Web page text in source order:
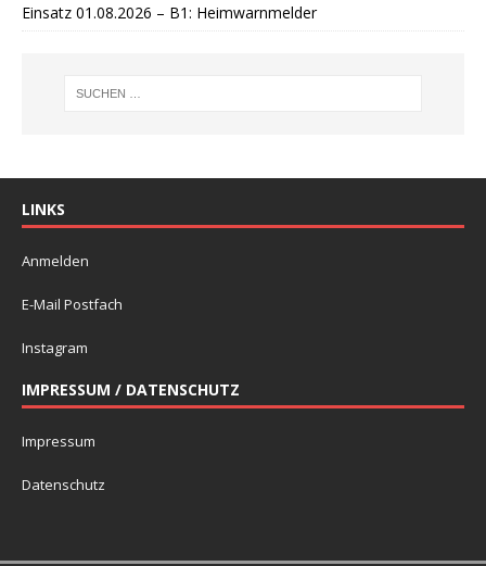
Einsatz 01.08.2026 – B1: Heimwarnmelder
LINKS
Anmelden
E-Mail Postfach
Instagram
IMPRESSUM / DATENSCHUTZ
Impressum
Datenschutz